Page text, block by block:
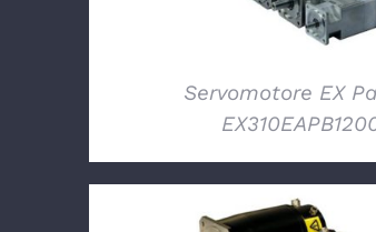
Servomotore EX